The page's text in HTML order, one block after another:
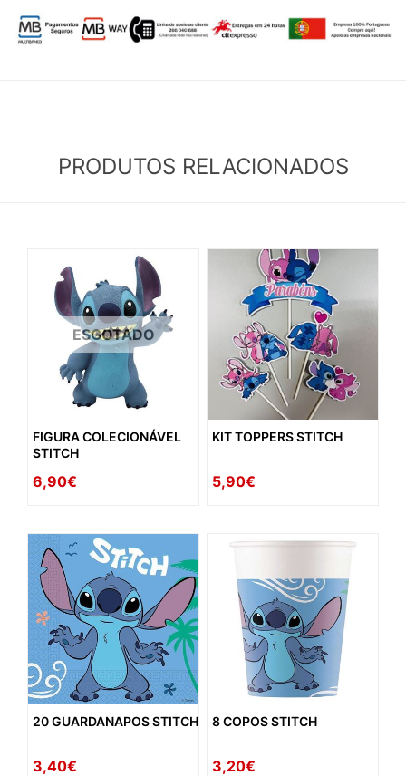
PRODUTOS RELACIONADOS
ESGOTADO
FIGURA COLECIONÁVEL
STITCH
6,90€
KIT TOPPERS STITCH
5,90€
20 GUARDANAPOS STITCH
3,40€
8 COPOS STITCH
3,20€